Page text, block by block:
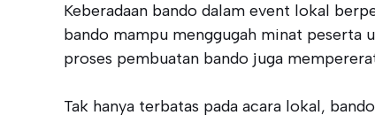
Keberadaan bando dalam event lokal
bando mampu menggugah minat peserta
proses pembuatan bando juga
Tak hanya terbatas pada acara lokal,